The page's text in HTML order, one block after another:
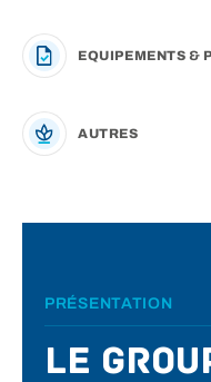
EQUIPEMENTS &
AUTRES
PRÉSENTATION
Le